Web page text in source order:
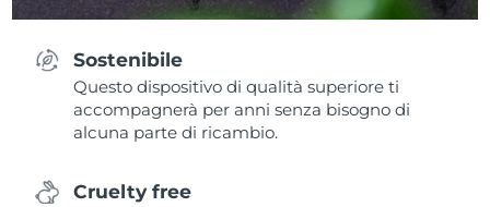
Sostenibile
Questo dispositivo di qualità superiore ti
accompagnerà per anni senza bisogno di
alcuna parte di ricambio.
Cruelty free